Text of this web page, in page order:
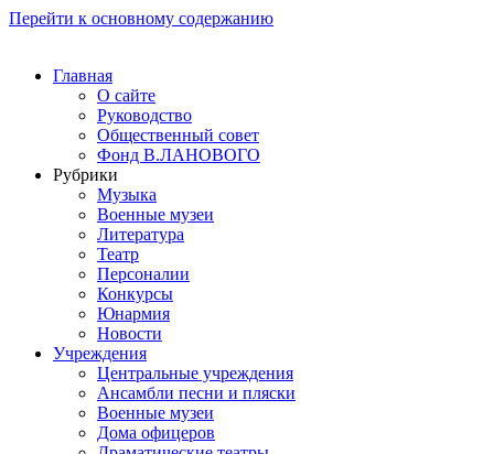
Перейти к основному содержанию
Главная
О сайте
Руководство
Общественный совет
Фонд В.ЛАНОВОГО
Рубрики
Музыка
Военные музеи
Литература
Театр
Персоналии
Конкурсы
Юнармия
Новости
Учреждения
Центральные учреждения
Ансамбли песни и пляски
Военные музеи
Дома офицеров